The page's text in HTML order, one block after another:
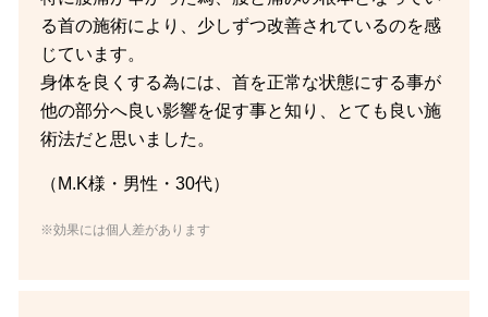
る首の施術により、少しずつ改善されているのを感
じています。
身体を良くする為には、首を正常な状態にする事が
他の部分へ良い影響を促す事と知り、とても良い施
術法だと思いました。
（M.K様・男性・30代）
※効果には個人差があります